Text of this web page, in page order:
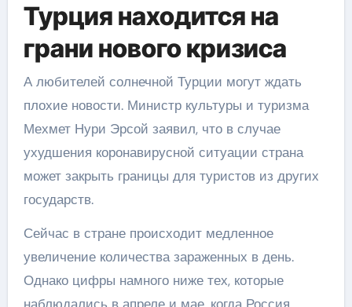
Турция находится на
грани нового кризиса
А любителей солнечной Турции могут ждать
плохие новости. Министр культуры и туризма
Мехмет Нури Эрсой заявил, что в случае
ухудшения коронавирусной ситуации страна
может закрыть границы для туристов из других
государств.
Сейчас в стране происходит медленное
увеличение количества зараженных в день.
Однако цифры намного ниже тех, которые
наблюдались в апреле и мае, когда Россия